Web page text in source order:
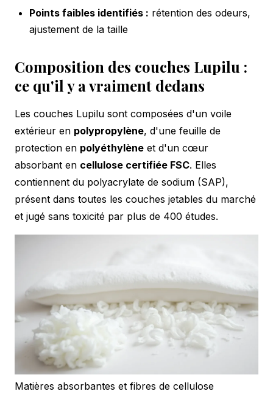
Points faibles identifiés : rétention des odeurs,
ajustement de la taille
Composition des couches Lupilu :
ce qu'il y a vraiment dedans
Les couches Lupilu sont composées d'un voile
extérieur en polypropylène, d'une feuille de
protection en polyéthylène et d'un cœur
absorbant en cellulose certifiée FSC. Elles
contiennent du polyacrylate de sodium (SAP),
présent dans toutes les couches jetables du marché
et jugé sans toxicité par plus de 400 études.
Matières absorbantes et fibres de cellulose